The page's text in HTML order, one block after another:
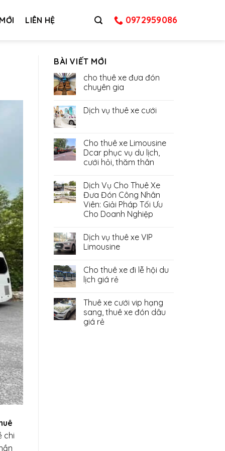
LIÊN HỆ 0972959086
chi
BÀI VIẾT MỚI
cho thuê xe đưa đón
chuyên gia
Dịch vụ thuê xe cưới
Cho thuê xe Limousine
Dcar phục vụ du lịch,
cưới hỏi, thăm thân
Dịch Vụ Cho Thuê Xe
Đưa Đón Công Nhân
Viên: Giải Pháp Tối Ưu
Cho Doanh Nghiệp
Dịch vụ thuê xe VIP
Limousine
Cho thuê xe đi lễ hội du
lịch giá rẻ
Thuê xe cưới vip hạng
sang, thuê xe đón dâu
giá rẻ